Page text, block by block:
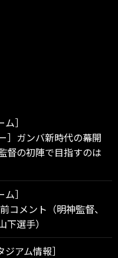
ム］
］ガンバ新時代の幕開
督の初陣で目指すのは
ム］
コメント（明神監督、
下選手）
ジアム情報］